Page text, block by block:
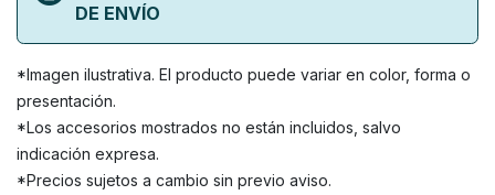
DE ENVÍO
*Imagen ilustrativa. El producto puede variar en color, forma o
presentación.
*Los accesorios mostrados no están incluidos, salvo
indicación expresa.
*Precios sujetos a cambio sin previo aviso.